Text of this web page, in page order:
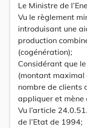
Le Ministre de
Vu le règlement
introduisant une
production
(cogénération);
Considérant que
(montant maximal
nombre de clients
appliquer et mène
Vu l’article
de l’Etat de 1994;